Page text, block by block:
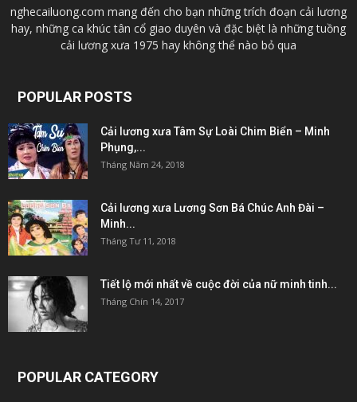
nghecailuong.com mang đến cho bạn những trích đoạn cải lương
hay, những ca khúc tân cổ giao duyên và đặc biệt là những tuồng
cải lương xưa 1975 hay không thể nào bỏ qua
POPULAR POSTS
Cải lương xưa Tâm Sự Loài Chim Biển – Minh
Phụng,...
Tháng Năm 24, 2018
Cải lương xưa Lương Sơn Bá Chúc Anh Đài –
Minh...
Tháng Tư 11, 2018
Tiết lộ mới nhất về cuộc đời của nữ minh tinh...
Tháng Chín 14, 2017
POPULAR CATEGORY